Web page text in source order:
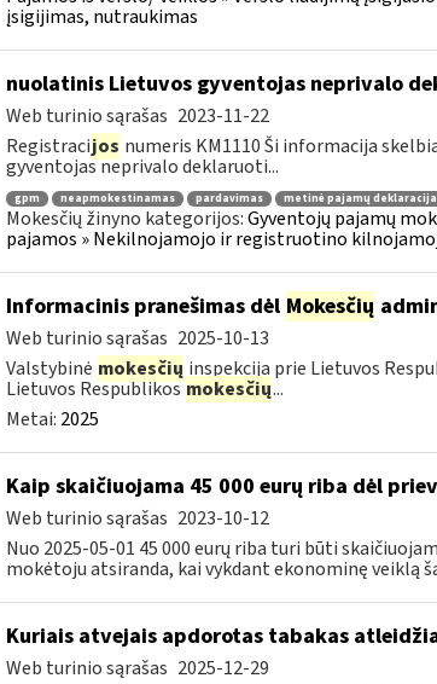
įsigijimas, nutraukimas
nuolatinis Lietuvos gyventojas neprivalo
Web turinio sąrašas 2023-11-22
Registracijos numeris KM1110 Ši informacija
gyventojas neprivalo deklaruoti...
gpm neapmokestinamas pardavimas metinė pajamų deklaracija
Mokesčių žinyno kategorijos:Gyventojų pajamų
pajamos » Nekilnojamojo ir registruotino
Informacinis pranešimas dėl Mokesčių
Web turinio sąrašas 2025-10-13
Valstybinė mokesčių inspekcija prie Lietuvos
Lietuvos Respublikosmokesčių...
Metai: 2025
Kaip skaičiuojama 45 000 eurų riba dėl
Web turinio sąrašas 2023-10-12
Nuo 2025-05-01 45 000 eurų riba turi būti
mokėtoju atsiranda, kai vykdant ekonominę veiklą
Kuriais atvejais apdorotas tabakas
Web turinio sąrašas 2025-12-29